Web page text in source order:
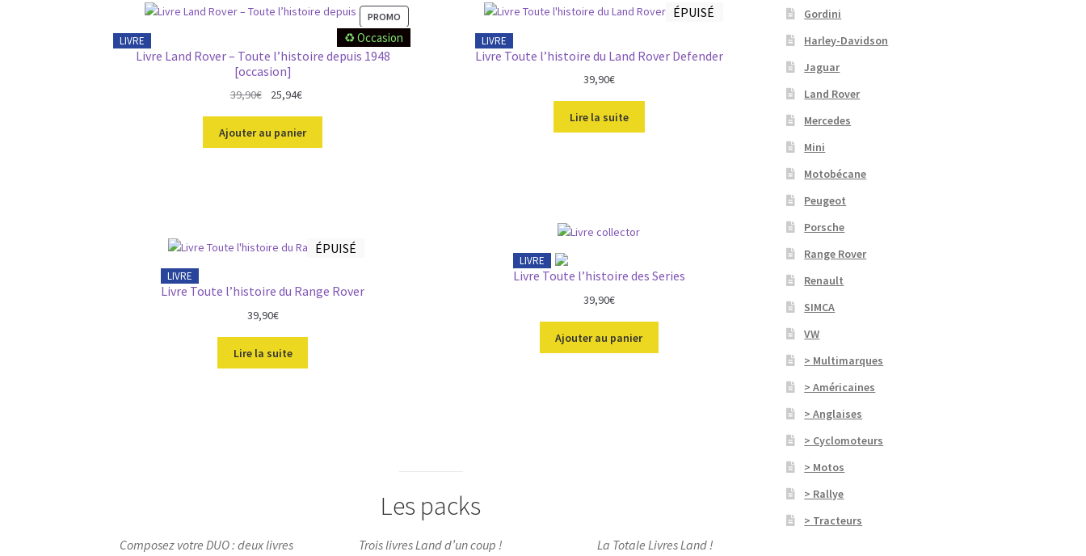
PROMOP
R
O
♻️ Occasion
LIVRE
Livre Land Rover – Toute l’histoire depuis 1948
[occasion]
p
r
t
a
€
39,90€L
p
r
u
l
s
25,94€
Ajouter au panier
LIVRE
ÉPUISÉ
Livre Toute l’histoire du Range Rover
39,90€
Lire la suite
LIVRE
ÉPUISÉ
Livre Toute l’histoire du Land Rover Defender
39,90€
Lire la suite
LIVRE
Livre Toute l’histoire des Series
39,90€
Ajouter au panier
Les packs
Composez votre DUO : deux livres
Trois livres Land d’un coup !
La Totale Livres Land !
Gordini
Harley-Davidson
Jaguar
Land Rover
Mercedes
Mini
Motobécane
Peugeot
Porsche
Range Rover
Renault
SIMCA
VW
> Multimarques
> Américaines
> Anglaises
> Cyclomoteurs
> Motos
> Rallye
> Tracteurs